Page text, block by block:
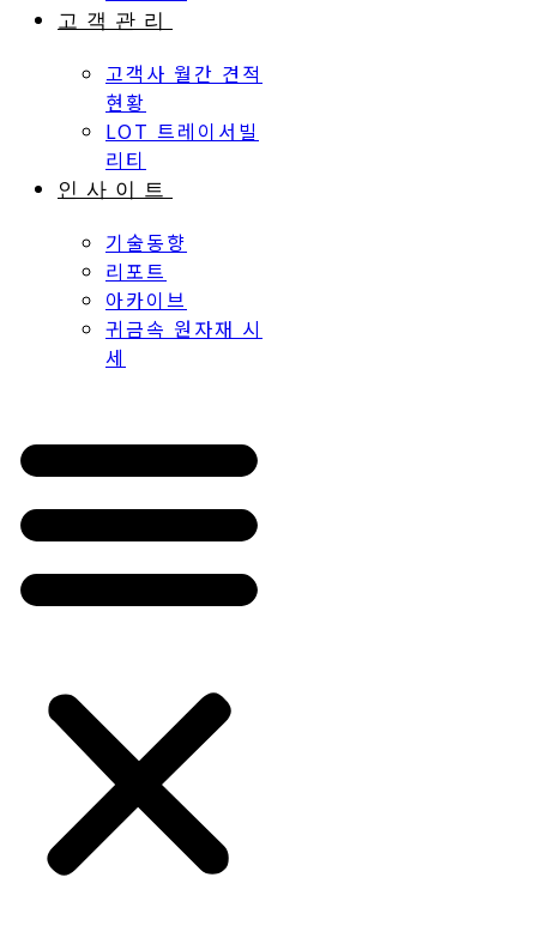
고객사 월간 견적
현황
LOT 트레이서빌
리티
인사이트
기술동향
리포트
아카이브
귀금속 원자재 시
세